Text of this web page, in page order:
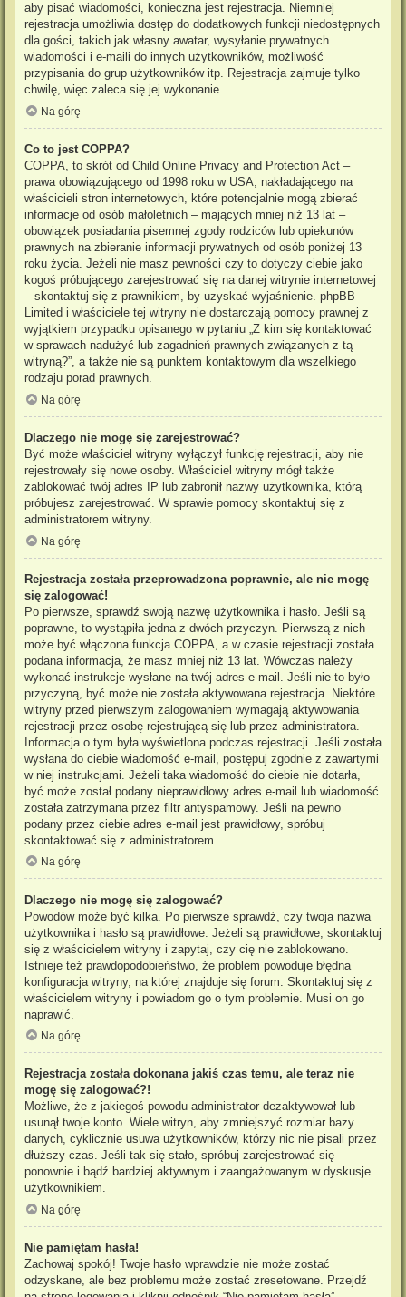
aby pisać wiadomości, konieczna jest rejestracja. Niemniej
rejestracja umożliwia dostęp do dodatkowych funkcji niedostępnych
dla gości, takich jak własny awatar, wysyłanie prywatnych
wiadomości i e-maili do innych użytkowników, możliwość
przypisania do grup użytkowników itp. Rejestracja zajmuje tylko
chwilę, więc zaleca się jej wykonanie.
Na górę
Co to jest COPPA?
COPPA, to skrót od Child Online Privacy and Protection Act –
prawa obowiązującego od 1998 roku w USA, nakładającego na
właścicieli stron internetowych, które potencjalnie mogą zbierać
informacje od osób małoletnich – mających mniej niż 13 lat –
obowiązek posiadania pisemnej zgody rodziców lub opiekunów
prawnych na zbieranie informacji prywatnych od osób poniżej 13
roku życia. Jeżeli nie masz pewności czy to dotyczy ciebie jako
kogoś próbującego zarejestrować się na danej witrynie internetowej
– skontaktuj się z prawnikiem, by uzyskać wyjaśnienie. phpBB
Limited i właściciele tej witryny nie dostarczają pomocy prawnej z
wyjątkiem przypadku opisanego w pytaniu „Z kim się kontaktować
w sprawach nadużyć lub zagadnień prawnych związanych z tą
witryną?”, a także nie są punktem kontaktowym dla wszelkiego
rodzaju porad prawnych.
Na górę
Dlaczego nie mogę się zarejestrować?
Być może właściciel witryny wyłączył funkcję rejestracji, aby nie
rejestrowały się nowe osoby. Właściciel witryny mógł także
zablokować twój adres IP lub zabronił nazwy użytkownika, którą
próbujesz zarejestrować. W sprawie pomocy skontaktuj się z
administratorem witryny.
Na górę
Rejestracja została przeprowadzona poprawnie, ale nie mogę
się zalogować!
Po pierwsze, sprawdź swoją nazwę użytkownika i hasło. Jeśli są
poprawne, to wystąpiła jedna z dwóch przyczyn. Pierwszą z nich
może być włączona funkcja COPPA, a w czasie rejestracji została
podana informacja, że masz mniej niż 13 lat. Wówczas należy
wykonać instrukcje wysłane na twój adres e-mail. Jeśli nie to było
przyczyną, być może nie została aktywowana rejestracja. Niektóre
witryny przed pierwszym zalogowaniem wymagają aktywowania
rejestracji przez osobę rejestrującą się lub przez administratora.
Informacja o tym była wyświetlona podczas rejestracji. Jeśli została
wysłana do ciebie wiadomość e-mail, postępuj zgodnie z zawartymi
w niej instrukcjami. Jeżeli taka wiadomość do ciebie nie dotarła,
być może został podany nieprawidłowy adres e-mail lub wiadomość
została zatrzymana przez filtr antyspamowy. Jeśli na pewno
podany przez ciebie adres e-mail jest prawidłowy, spróbuj
skontaktować się z administratorem.
Na górę
Dlaczego nie mogę się zalogować?
Powodów może być kilka. Po pierwsze sprawdź, czy twoja nazwa
użytkownika i hasło są prawidłowe. Jeżeli są prawidłowe, skontaktuj
się z właścicielem witryny i zapytaj, czy cię nie zablokowano.
Istnieje też prawdopodobieństwo, że problem powoduje błędna
konfiguracja witryny, na której znajduje się forum. Skontaktuj się z
właścicielem witryny i powiadom go o tym problemie. Musi on go
naprawić.
Na górę
Rejestracja została dokonana jakiś czas temu, ale teraz nie
mogę się zalogować?!
Możliwe, że z jakiegoś powodu administrator dezaktywował lub
usunął twoje konto. Wiele witryn, aby zmniejszyć rozmiar bazy
danych, cyklicznie usuwa użytkowników, którzy nic nie pisali przez
dłuższy czas. Jeśli tak się stało, spróbuj zarejestrować się
ponownie i bądź bardziej aktywnym i zaangażowanym w dyskusje
użytkownikiem.
Na górę
Nie pamiętam hasła!
Zachowaj spokój! Twoje hasło wprawdzie nie może zostać
odzyskane, ale bez problemu może zostać zresetowane. Przejdź